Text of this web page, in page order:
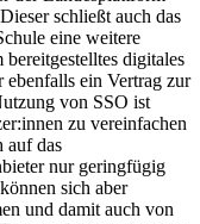
schließt auch das
eine weitere
digitales
ein Vertrag zur
von SSO ist
zu vereinfachen
auf das
nur geringfügig
sich aber
und damit auch von